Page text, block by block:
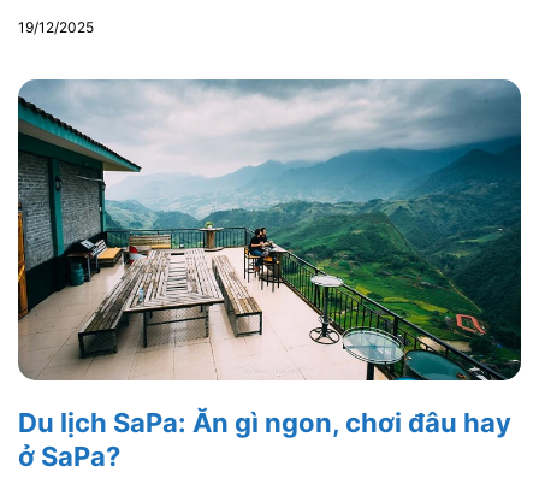
19/12/2025
Du lịch SaPa: Ăn gì ngon, chơi đâu hay
ở SaPa?